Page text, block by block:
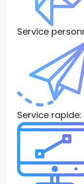
Service
Service rapide: